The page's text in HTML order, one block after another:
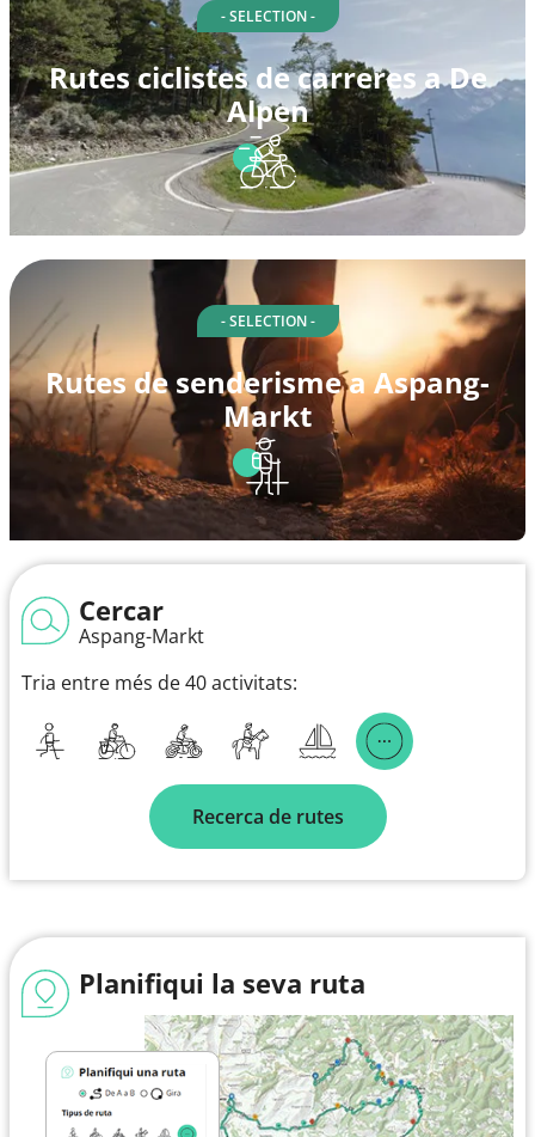
- SELECTION -
Rutes ciclistes de carreres a De
Alpen
- SELECTION -
Rutes de senderisme a Aspang-
Markt
Cercar
Aspang-Markt
Tria entre més de 40 activitats:
Recerca de rutes
Planifiqui la seva ruta